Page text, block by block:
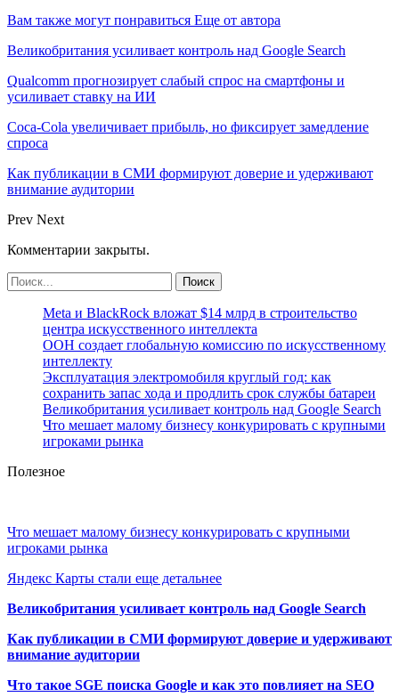
Вам также могут понравиться Еще от автора
Великобритания усиливает контроль над Google Search
Qualcomm прогнозирует слабый спрос на смартфоны и
усиливает ставку на ИИ
Coca-Cola увеличивает прибыль, но фиксирует замедление
спроса
Как публикации в СМИ формируют доверие и удерживают
внимание аудитории
Prev Next
Комментарии закрыты.
Meta и BlackRock вложат $14 млрд в строительство
центра искусственного интеллекта
ООН создает глобальную комиссию по искусственному
интеллекту
Эксплуатация электромобиля круглый год: как
сохранить запас хода и продлить срок службы батареи
Великобритания усиливает контроль над Google Search
Что мешает малому бизнесу конкурировать с крупными
игроками рынка
Полезное
Что мешает малому бизнесу конкурировать с крупными
игроками рынка
Яндекс Карты стали еще детальнее
Великобритания усиливает контроль над Google Search
Как публикации в СМИ формируют доверие и удерживают
внимание аудитории
Что такое SGE поиска Google и как это повлияет на SEO